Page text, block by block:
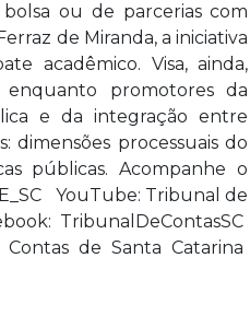
ou de parcerias com
de Miranda, a iniciativa
acadêmico. Visa, ainda,
promotores da
e da integração entre
dimensões processuais do
públicas. Acompanhe o
YouTube: Tribunal de
TribunalDeContasSC
de Santa Catarina